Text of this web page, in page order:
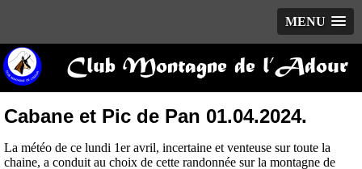
MENU
Club Montagne de l’Adour
Cabane et Pic de Pan 01.04.2024.
La météo de ce lundi 1er avril, incertaine et venteuse sur toute la
chaine, a conduit au choix de cette randonnée sur la montagne de